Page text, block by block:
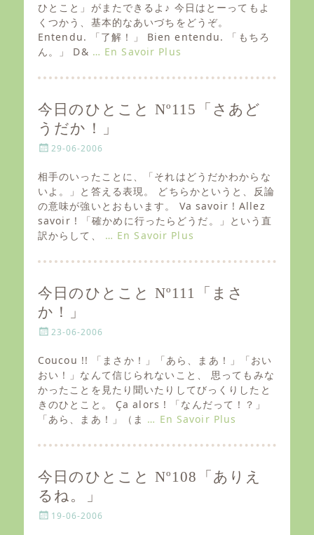
e
d
o
n
ひとこと」がまたできるよ♪ 今日はとーってもよ
くつかう、基本的なあいづちをどうぞ。
Entendu. 「了解！」 Bien entendu. 「もちろ
ん。」 D& … En Savoir Plus
今日のひとこと Nº115「さあど
うだか！」
P
s
t
e
d
o
n
29-06-2006
相手のいったことに、「それはどうだかわからな
いよ。」と答える表現。 どちらかというと、反論
の意味が強いとおもいます。 Va savoir ! Allez
savoir ! 「確かめに行ったらどうだ。」という直
訳からして、 … En Savoir Plus
今日のひとこと Nº111「まさ
か！」
P
s
t
e
d
o
23-06-2006
Coucou !! 「まさか！」「あら、まあ！」「おい
おい！」なんて信じられないこと、 思ってもみな
かったことを見たり聞いたりしてびっくりしたと
きのひとこと。 Ça alors ! 「なんだって！？」
「あら、まあ！」（ま … En Savoir Plus
今日のひとこと Nº108「ありえ
るね。」
P
19-06-2006